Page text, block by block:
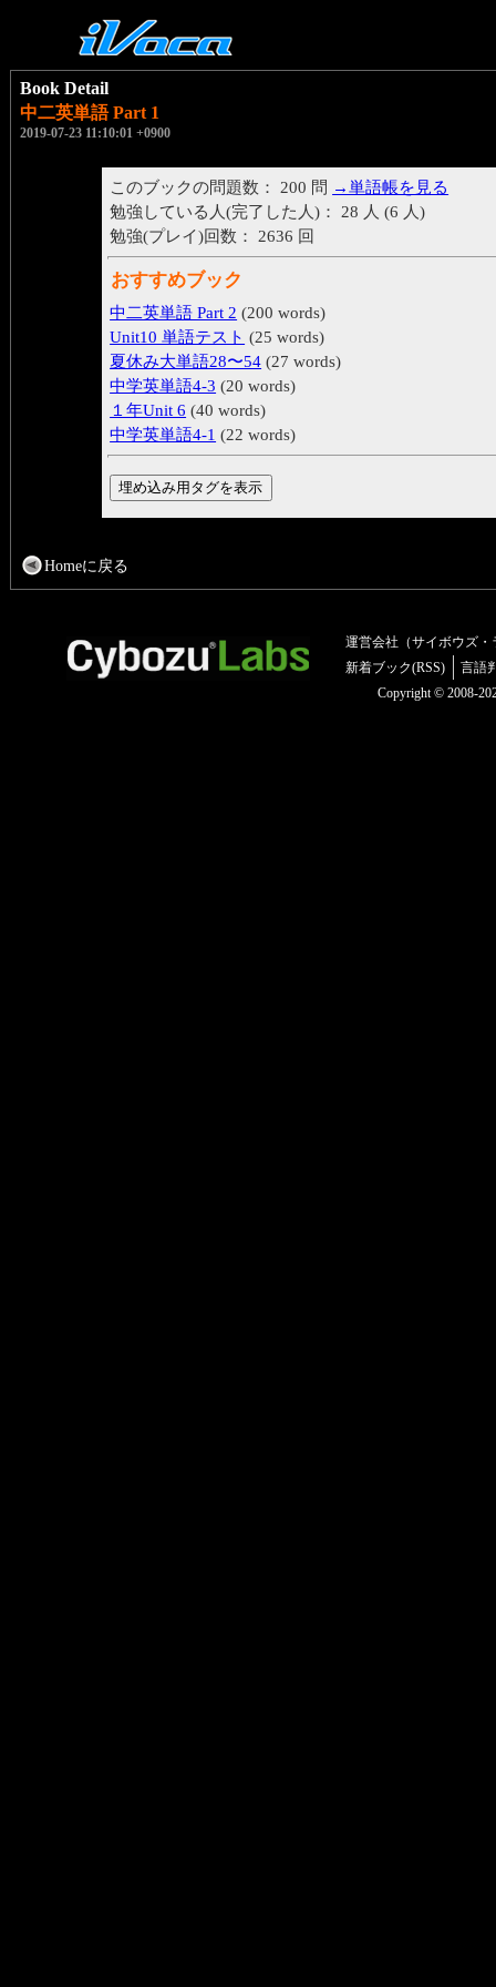
Book Detail
中二英単語 Part 1
2019-07-23 11:10:01 +0900
このブックの問題数： 200 問 →単語帳を見る
勉強している人(完了した人)： 28 人 (6 人)
勉強(プレイ)回数： 2636 回
おすすめブック
中二英単語 Part 2 (200 words)
Unit10 単語テスト (25 words)
夏休み大単語28〜54 (27 words)
中学英単語4-3 (20 words)
１年Unit 6 (40 words)
中学英単語4-1 (22 words)
Homeに戻る
運営会社（サイボウズ・
新着ブック(RSS)
言語
Copyright © 2008-